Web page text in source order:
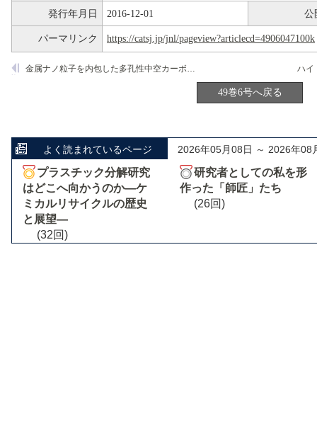
発行年月日 2016-12-01 公
パーマリンク https://catsj.jp/jnl/pageview?articlecd=4906047100k
金属ナノ粒子を内包した多孔性中空カーボン粒子の調製と触媒機能
49巻6号へ戻る
よく読まれているページ 2026年05月08日 ～ 2026年08
プラスチック分解研究
はどこへ向かうのか―ケ
ミカルリサイクルの歴史
と展望―
(32回)
研究者としての私を形
作った「師匠」たち
(26回)